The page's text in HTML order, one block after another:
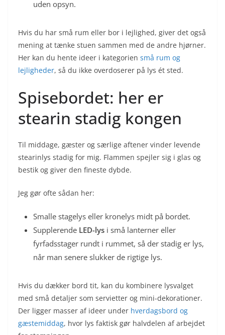
uden opsyn.
Hvis du har små rum eller bor i lejlighed, giver det også
mening at tænke stuen sammen med de andre hjørner.
Her kan du hente ideer i kategorien små rum og
lejligheder, så du ikke overdoserer på lys ét sted.
Spisebordet: her er
stearin stadig kongen
Til middage, gæster og særlige aftener vinder levende
stearinlys stadig for mig. Flammen spejler sig i glas og
bestik og giver den fineste dybde.
Jeg gør ofte sådan her:
Smalle stagelys eller kronelys midt på bordet.
Supplerende LED-lys i små lanterner eller
fyrfadsstager rundt i rummet, så der stadig er lys,
når man senere slukker de rigtige lys.
Hvis du dækker bord tit, kan du kombinere lysvalget
med små detaljer som servietter og mini-dekorationer.
Der ligger masser af ideer under hverdagsbord og
gæstemiddag, hvor lys faktisk gør halvdelen af arbejdet